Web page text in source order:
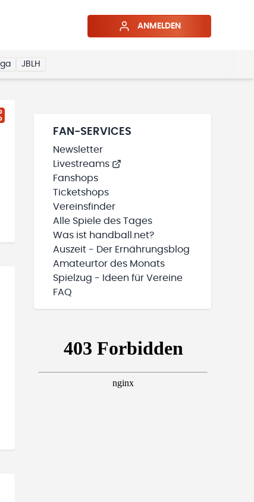
ANMELDEN
JBLH
FAN-SERVICES
Newsletter
Livestreams
Fanshops
Ticketshops
Vereinsfinder
Alle Spiele des Tages
Was ist handball.net?
Auszeit - Der Ernährungsblog
Amateurtor des Monats
Spielzug - Ideen für Vereine
FAQ